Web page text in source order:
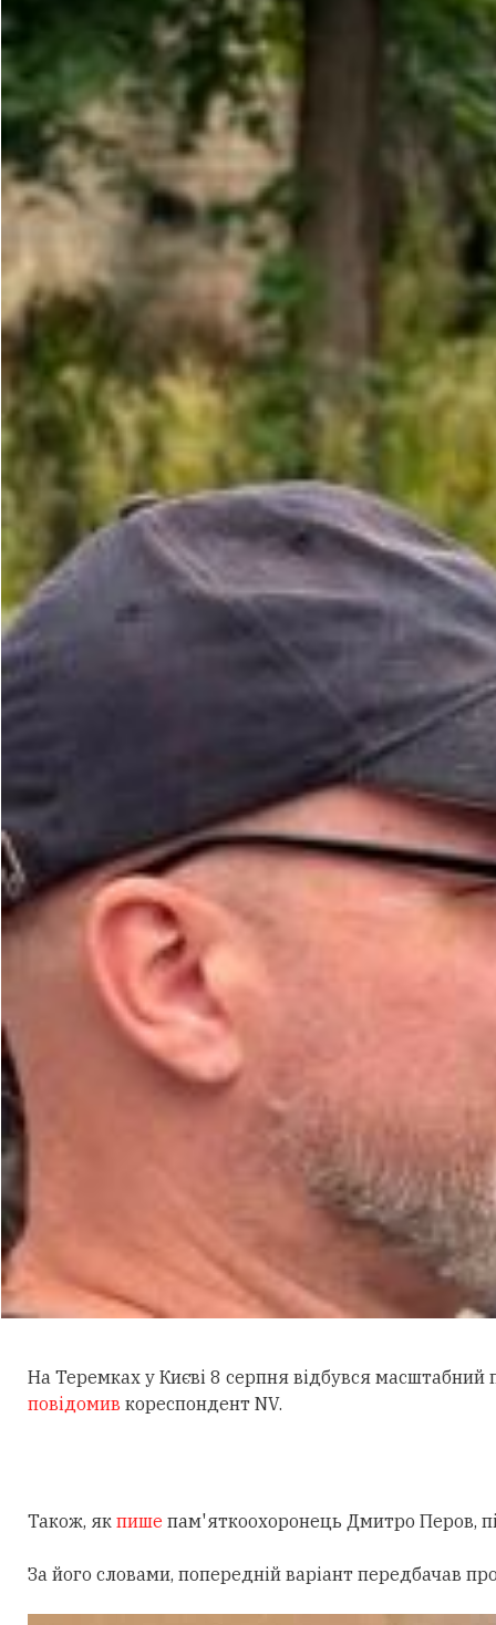
На Теремках у Києві 8 серпня відбувся масштабний
повідомив кореспондент NV.
Також, як пише пам'яткоохоронець Дмитро Перов,
За його словами, попередній варіант передбачав